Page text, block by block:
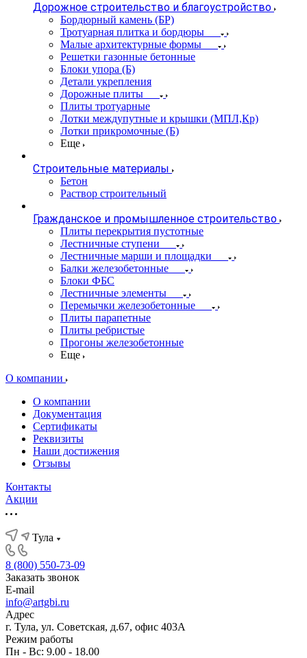
Дорожное строительство и благоустройство
Бордюрный камень (БР)
Тротуарная плитка и бордюры
Малые архитектурные формы
Решетки газонные бетонные
Блоки упора (Б)
Детали укрепления
Дорожные плиты
Плиты тротуарные
Лотки междупутные и крышки (МПЛ,Кр)
Лотки прикромочные (Б)
Еще
Строительные материалы
Бетон
Раствор строительный
Гражданское и промышленное строительство
Плиты перекрытия пустотные
Лестничные ступени
Лестничные марши и площадки
Балки железобетонные
Блоки ФБС
Лестничные элементы
Перемычки железобетонные
Плиты парапетные
Плиты ребристые
Прогоны железобетонные
Еще
О компании
О компании
Документация
Сертификаты
Реквизиты
Наши достижения
Отзывы
Контакты
Акции
Тула
8 (800) 550-73-09
Заказать звонок
E-mail
info@artgbi.ru
Адрес
г. Тула, ул. Советская, д.67, офис 403А
Режим работы
Пн - Вс: 9.00 - 18.00